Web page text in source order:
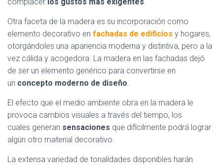
complacer los gustos más exigentes.
Otra faceta de la madera es su incorporación como
elemento decorativo en fachadas de edificios y hogares,
otorgándoles una apariencia moderna y distintiva, pero a la
vez cálida y acogedora. La madera en las fachadas dejó
de ser un elemento genérico para convertirse en
un concepto moderno de diseño.
El efecto que el medio ambiente obra en la madera le
provoca cambios visuales a través del tiempo, los
cuales generan sensaciones que difícilmente podrá lograr
algún otro material decorativo.
La extensa variedad de tonalidades disponibles harán